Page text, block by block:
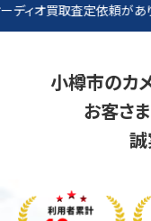
ました。 2026年8月7
小樽市のカ
お客さ
誠